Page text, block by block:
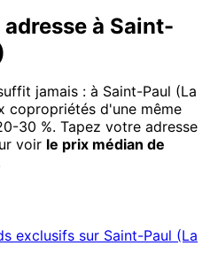
à Saint-
jamais : à Saint-Paul (La
copropriétés d'une même
30 %. Tapez votre adresse
voir le prix médian de
exclusifs sur Saint-Paul (La